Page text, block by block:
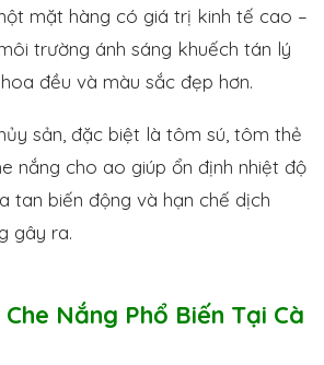
mặt hàng có giá trị kinh tế cao –
trường ánh sáng khuếch tán lý
đều và màu sắc đẹp hơn.
sản, đặc biệt là tôm sú, tôm thẻ
nắng cho ao giúp ổn định nhiệt độ
tan biến động và hạn chế dịch
gây ra.
Nắng Phổ Biến Tại Cà